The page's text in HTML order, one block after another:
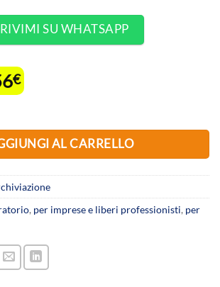
SU WHATSAPP
€Il
prezzo
è:
0,56€.
professionale di fogli A4 documenti
AL CARRELLO
, per imprese e liberi professionisti, per